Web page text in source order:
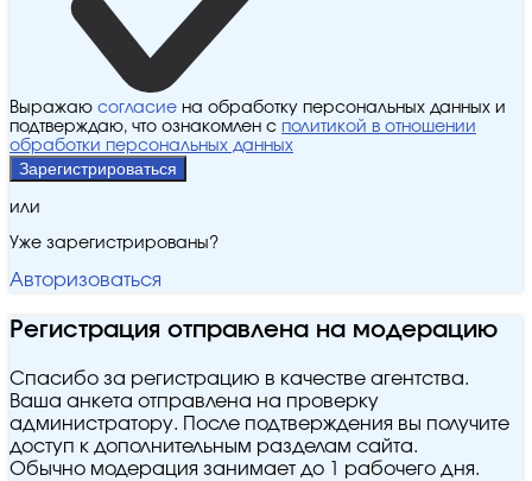
Выражаю согласие на обработку персональных данных и
подтверждаю, что ознакомлен с политикой в отношении
обработки персональных данных
Зарегистрироваться
или
Уже зарегистрированы?
Авторизоваться
Регистрация отправлена на модерацию
Спасибо за регистрацию в качестве агентства.
Ваша анкета отправлена на проверку
администратору. После подтверждения вы получите
доступ к дополнительным разделам сайта.
Обычно модерация занимает до 1 рабочего дня.